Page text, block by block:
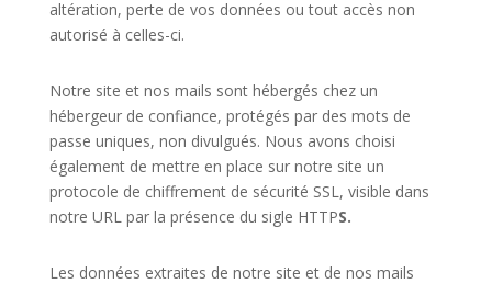
altération, perte de vos données ou tout accès non
autorisé à celles-ci.
Notre site et nos mails sont hébergés chez un
hébergeur de confiance, protégés par des mots de
passe uniques, non divulgués. Nous avons choisi
également de mettre en place sur notre site un
protocole de chiffrement de sécurité SSL, visible dans
notre URL par la présence du sigle HTTPS.
Les données extraites de notre site et de nos mails